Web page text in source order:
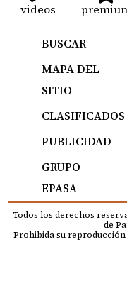
videos
BUSCAR
MAPA DEL
SITIO
CLASIFICADOS
PUBLICIDAD
GRUPO
EPASA
Todos los derechos
de
Prohibida su